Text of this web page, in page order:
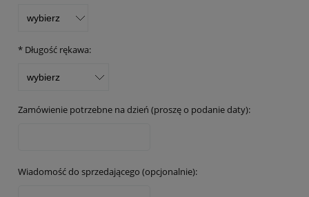
* Długość rękawa:
Zamówienie potrzebne na dzień (proszę o podanie daty):
Wiadomość do sprzedającego (opcjonalnie):